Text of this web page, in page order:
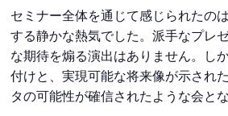
セミナー全体を通じて感じられたの
する静かな熱気でした。派手なプレ
な期待を煽る演出はありません。し
付けと、実現可能な将来像が示され
タの可能性が確信されたような会と